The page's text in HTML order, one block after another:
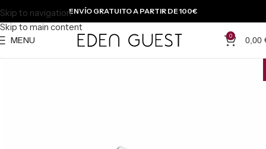
Skip to navigation
Skip to main content
ENVÍO GRATUITO A PARTIR DE 100€
MENU 0 0,00